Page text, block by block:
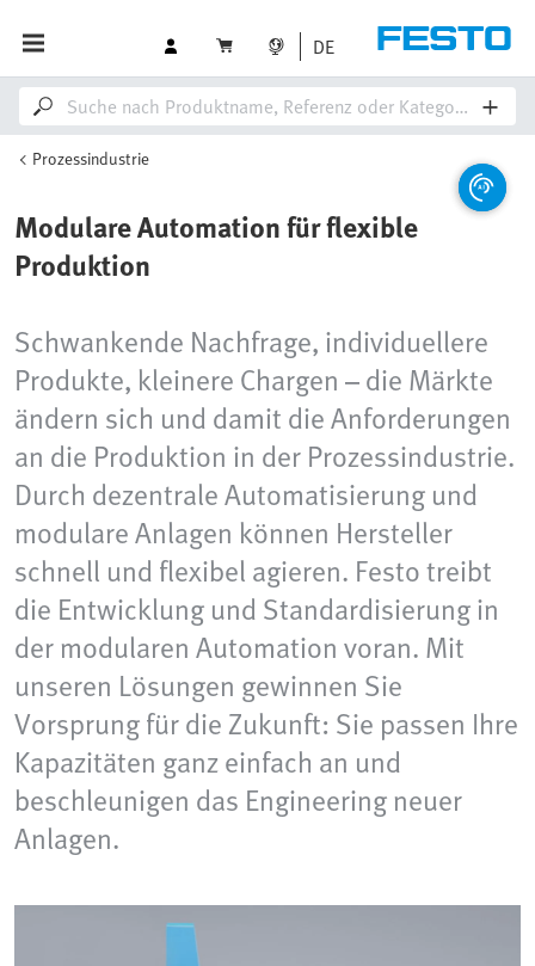
DE
Prozessindustrie
Modulare Automation für flexible
Produktion
Schwankende Nachfrage, individuellere
Produkte, kleinere Chargen – die Märkte
ändern sich und damit die Anforderungen
an die Produktion in der Prozessindustrie.
Durch dezentrale Automatisierung und
modulare Anlagen können Hersteller
schnell und flexibel agieren. Festo treibt
die Entwicklung und Standardisierung in
der modularen Automation voran. Mit
unseren Lösungen gewinnen Sie
Vorsprung für die Zukunft: Sie passen Ihre
Kapazitäten ganz einfach an und
beschleunigen das Engineering neuer
Anlagen.